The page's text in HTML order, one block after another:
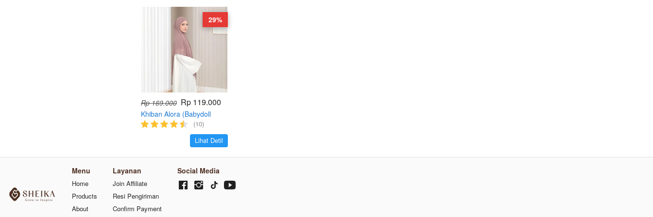
Rp 169.000 Rp 119.000
Khiban Alora (Babydoll
Premium)
(10)
`Lihat Detil
29%
Menu
Home
Products
About
Layanan
Join Affiliate
Resi Pengiriman
Confirm Payment
Social Media